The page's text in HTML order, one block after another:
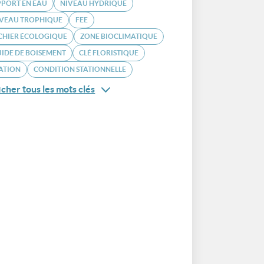
EN EAU NIVEAU HYDRIQUE
TROPHIQUE FEE
ÉCOLOGIQUE ZONE BIOCLIMATIQUE
DE BOISEMENT CLÉ FLORISTIQUE
CONDITION STATIONNELLE
tous les mots clés